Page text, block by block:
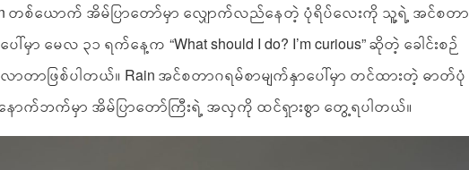
တစ်ယောက် အိမ်ပြာတော်မှာ လျှောက်လည်နေတဲ့ ပုံရိပ်လေးကို သူ့ရဲ့ အင်စတာ
ါ်မှာ မေလ ၃၁ ရက်နေ့က “What should I do? I’m curious” ဆိုတဲ့ ခေါင်းစဉ်
ာတာဖြစ်ပါတယ်။ Rain အင်စတာဂရမ်စာမျက်နှာပေါ်မှာ တင်ထားတဲ့ ဓာတ်ပုံ
ာက်ဘက်မှာ အိမ်ပြာတော်ကြီးရဲ့ အလှကို ထင်ရှားစွာ တွေ့ရပါတယ်။